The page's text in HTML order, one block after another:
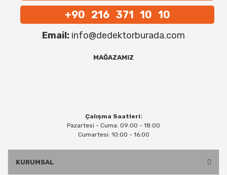
+90 216 371 10 10
Email: info@dedektorburada.com
MAĞAZAMIZ
Çalışma Saatleri:
Pazartesi - Cuma: 09:00 - 18:00
Cumartesi: 10:00 - 16:00
KURUMSAL